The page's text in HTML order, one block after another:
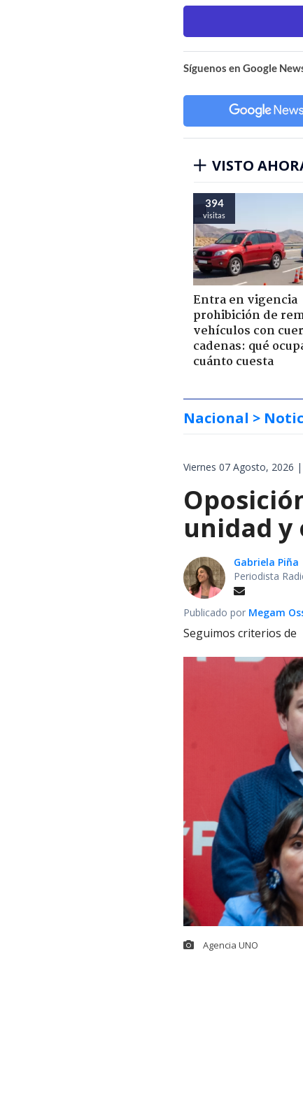
Síguenos en Google
VISTO
394
visitas
Entra en vigencia
prohibición de
vehículos con
cadenas: qué
cuánto cuesta
Nacional >
Viernes 07 Agosto, 2026
unidad y
Gabriela Piña
Periodista
Publicado por Megam
Seguimos criterios de
Agencia UNO